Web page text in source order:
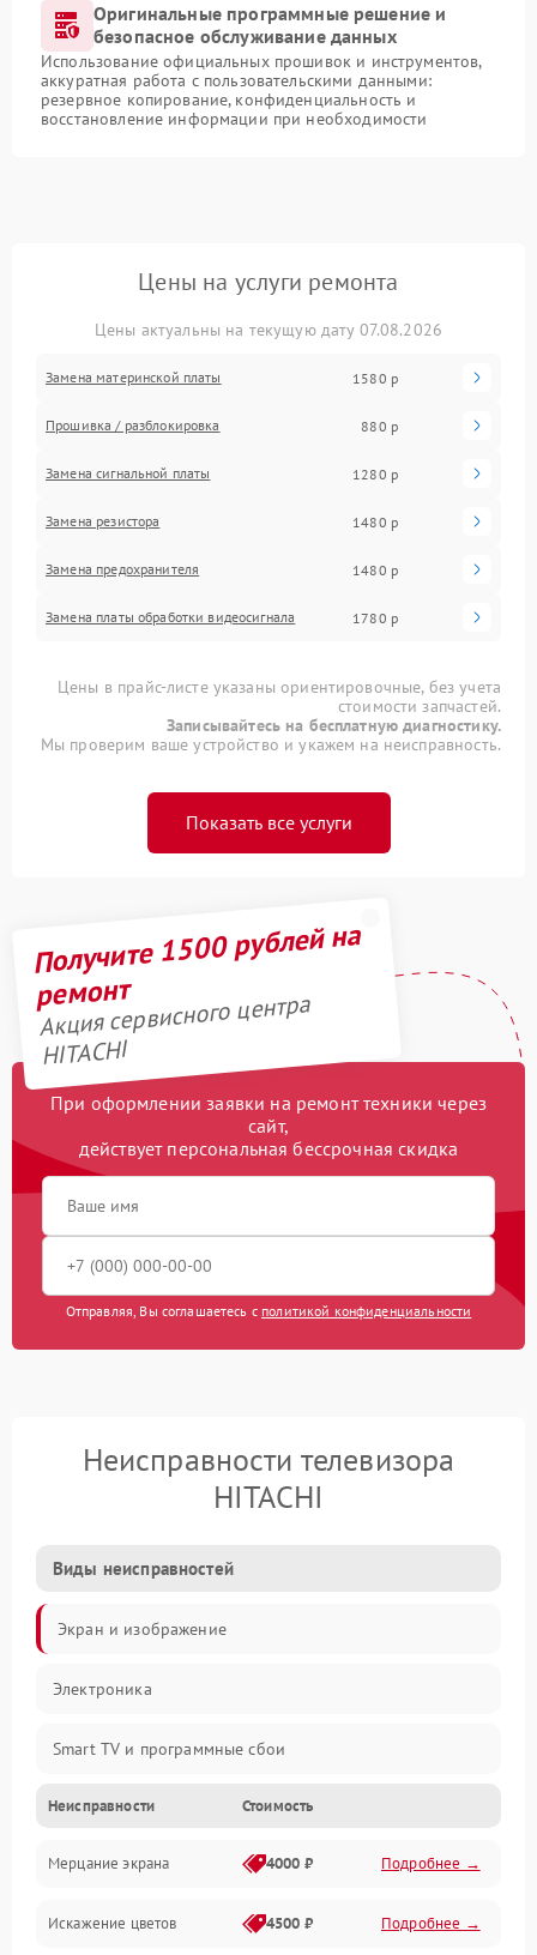
Оригинальные программные решение и
безопасное обслуживание данных
Использование официальных прошивок и инструментов,
аккуратная работа с пользовательскими данными:
резервное копирование, конфиденциальность и
восстановление информации при необходимости
Цены на услуги ремонта
Цены актуальны на текущую дату 07.08.2026
Замена материнской платы 1580 р
Прошивка / разблокировка 880 р
Замена сигнальной платы 1280 р
Замена резистора 1480 р
Замена предохранителя 1480 р
Замена платы обработки видеосигнала 1780 р
Цены в прайс-листе указаны ориентировочные, без учета
стоимости запчастей.
Записывайтесь на бесплатную диагностику.
Мы проверим ваше устройство и укажем на неисправность.
Показать все услуги
Получите 1500 рублей на
ремонт
Акция сервисного центра
HITACHI
При оформлении заявки на ремонт техники через
сайт,
действует персональная бессрочная скидка
Отправляя, Вы соглашаетесь с политикой конфиденциальности
Неисправности телевизора
HITACHI
Виды неисправностей
Экран и изображение
Электроника
Smart TV и программные сбои
Питание и запуск
Подсветка и LED-модули
Звук и аудиосистема
Неисправности Стоимость
Мерцание экрана 4000 ₽ Подробнее →
Искажение цветов 4500 ₽ Подробнее →